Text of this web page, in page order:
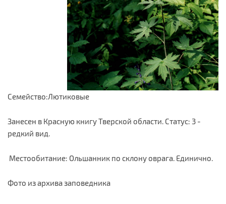
Семейство:Лютиковые
Занесен в Красную книгу Тверской области. Статус: 3 -
редкий вид.
Местообитание: Ольшанник по склону оврага. Единично.
Фото из архива заповедника